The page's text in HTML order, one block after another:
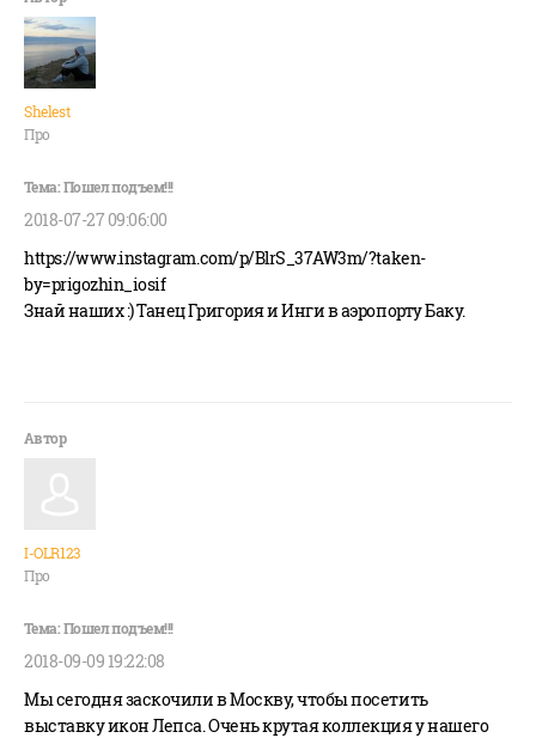
Shelest
Про
2018-07-27 09:06:00
https://www.instagram.com/p/BlrS_37AW3m/?taken-
by=prigozhin_iosif
Знай наших :) Танец Григория и Инги в аэропорту Баку.
I-OLR123
Про
2018-09-09 19:22:08
Мы сегодня заскочили в Москву, чтобы посетить
выставку икон Лепса. Очень крутая коллекция у нашего